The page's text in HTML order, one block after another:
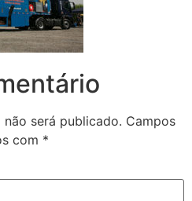
será publicado. Campos
com *